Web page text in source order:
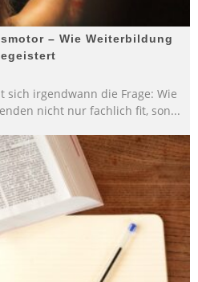
– Wie Weiterbildung
irgendwann die Frage: Wie
nicht nur fachlich fit, son...